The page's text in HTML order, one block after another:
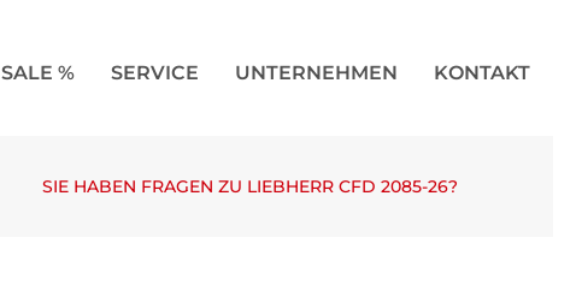
SALE % SERVICE UNTERNEHMEN KONTAKT
SIE HABEN FRAGEN ZU LIEBHERR CFD 2085-26?